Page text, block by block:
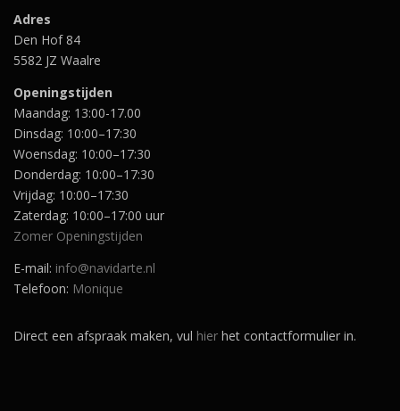
Adres
Den Hof 84
5582 JZ Waalre
Openingstijden
Maandag: 13:00-17.00
Dinsdag: 10:00–17:30
Woensdag: 10:00–17:30
Donderdag: 10:00–17:30
Vrijdag: 10:00–17:30
Zaterdag: 10:00–17:00 uur
Zomer Openingstijden
E-mail: info@navidarte.nl
Telefoon: Monique
Direct een afspraak maken, vul hier het contactformulier in.